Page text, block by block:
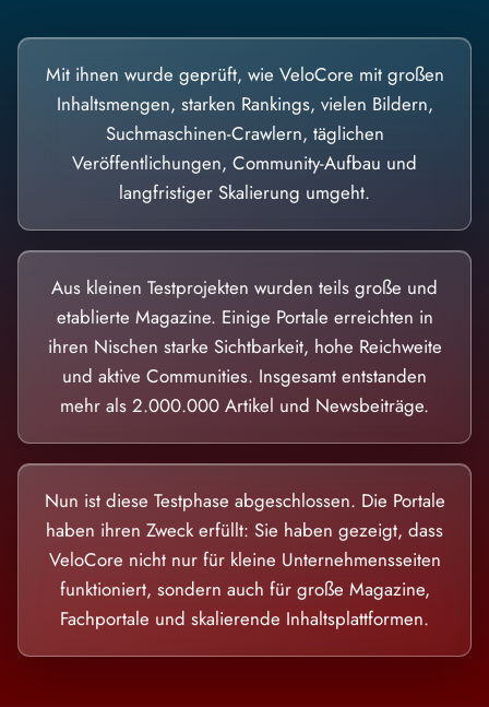
Mit ihnen wurde geprüft, wie VeloCore mit großen
Inhaltsmengen, starken Rankings, vielen Bildern,
Suchmaschinen-Crawlern, täglichen
Veröffentlichungen, Community-Aufbau und
langfristiger Skalierung umgeht.
Aus kleinen Testprojekten wurden teils große und
etablierte Magazine. Einige Portale erreichten in
ihren Nischen starke Sichtbarkeit, hohe Reichweite
und aktive Communities. Insgesamt entstanden
mehr als 2.000.000 Artikel und Newsbeiträge.
Nun ist diese Testphase abgeschlossen. Die Portale
haben ihren Zweck erfüllt: Sie haben gezeigt, dass
VeloCore nicht nur für kleine Unternehmensseiten
funktioniert, sondern auch für große Magazine,
Fachportale und skalierende Inhaltsplattformen.